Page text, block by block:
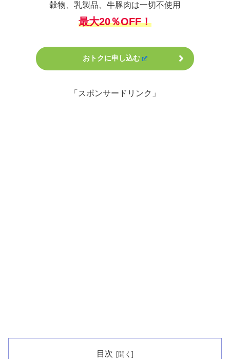
穀物、乳製品、牛豚肉は一切不使用
最大20％OFF！
おトクに申し込む
「スポンサードリンク」
目次